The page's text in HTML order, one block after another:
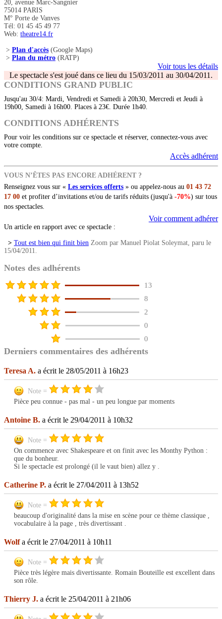
20, avenue Marc-Sangnier
75014 PARIS
M° Porte de Vanves
Tél: 01 45 45 49 77
Web: theatre14.fr
> Plan d'accès (Google Maps)
> Plan du métro (RATP)
Voir tous les détails
Le spectacle s'est joué dans ce lieu du 15/03/2011 au 30/04/2011.
CONDITIONS GRAND PUBLIC
Jusqu'au 30/4: Mardi, Vendredi et Samedi à 20h30, Mercredi et Jeudi à
19h00, Samedi à 16h00. Places à 23€. Durée 1h40.
CONDITIONS ADHÉRENTS
Pour voir les conditions sur ce spectacle et réserver, connectez-vous avec
votre compte.
Accès adhérent
VOUS N’ÊTES PAS ENCORE ADHÉRENT ?
Renseignez vous sur « Les services offerts » ou appelez-nous au 01 43 72
17 00 et profiter d’invitations et/ou de tarifs réduits (jusqu'à -70%) sur tous
nos spectacles.
Voir comment adhérer
Un article en rapport avec ce spectacle :
> Tout est bien qui finit bien Zoom par Manuel Piolat Soleymat, paru le
15/04/2011.
Notes des adhérents
13
8
2
0
0
Derniers commentaires des adhérents
Teresa A. a écrit le 28/05/2011 à 16h23
Note =
Pièce peu connue - pas mal - un peu longue par moments
Antoine B. a écrit le 29/04/2011 à 10h32
Note =
On commence avec Shakespeare et on finit avec les Monthy Python :
que du bonheur.
Si le spectacle est prolongé (il le vaut bien) allez y .
Catherine P. a écrit le 27/04/2011 à 13h52
Note =
beaucoup d'originalité dans la mise en scène pour ce thème classique ,
vocabulaire à la page , très divertissant .
Wolfa écrit le 27/04/2011 à 10h11
Note =
Pièce très légère mais divertissante. Romain Bouteille est excellent dans
son rôle.
Thierry J. a écrit le 25/04/2011 à 21h06